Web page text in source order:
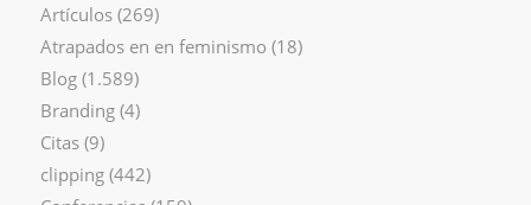
Artículos(269)
Atrapados en en feminismo (18)
Blog(1.589)
Branding(4)
Citas(9)
clipping(442)